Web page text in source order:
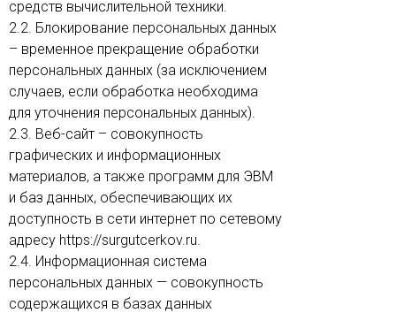
средств вычислительной техники.
2.2. Блокирование персональных данных
– временное прекращение обработки
персональных данных (за исключением
случаев, если обработка необходима
для уточнения персональных данных).
2.3. Веб-сайт – совокупность
графических и информационных
материалов, а также программ для ЭВМ
и баз данных, обеспечивающих их
доступность в сети интернет по сетевому
адресу https://surgutcerkov.ru.
2.4. Информационная система
персональных данных — совокупность
содержащихся в базах данных